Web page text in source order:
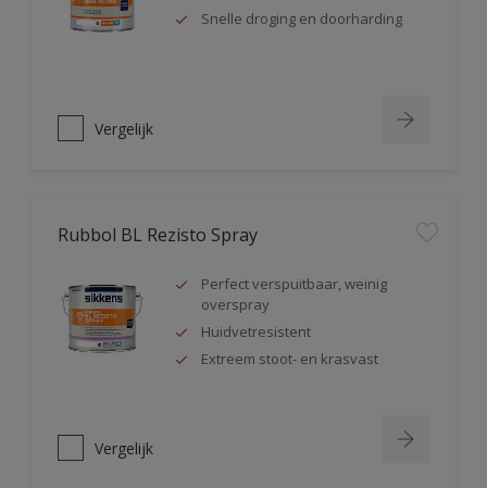
Snelle droging en doorharding
Vergelijk
Rubbol BL Rezisto Spray
Perfect verspuitbaar, weinig
overspray
Huidvetresistent
Extreem stoot- en krasvast
Vergelijk